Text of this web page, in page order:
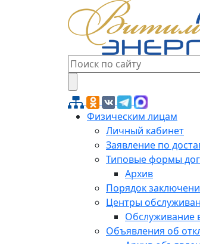
Физическим лицам
Личный кабинет
Заявление по
Типовые формы
Архив
Порядок
Центры
Обслуживание
Объявления об